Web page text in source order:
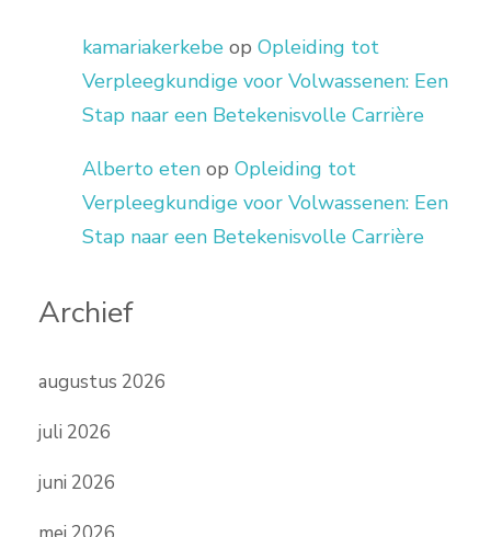
kamariakerkebe op Opleiding tot
Verpleegkundige voor Volwassenen: Een
Stap naar een Betekenisvolle Carrière
Alberto eten op Opleiding tot
Verpleegkundige voor Volwassenen: Een
Stap naar een Betekenisvolle Carrière
Archief
augustus 2026
juli 2026
juni 2026